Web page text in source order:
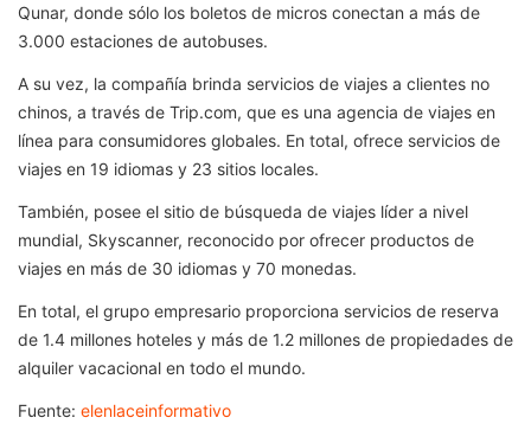
Qunar, donde sólo los boletos de micros conectan a más de
3.000 estaciones de autobuses.
A su vez, la compañía brinda servicios de viajes a clientes no
chinos, a través de Trip.com, que es una agencia de viajes en
línea para consumidores globales. En total, ofrece servicios de
viajes en 19 idiomas y 23 sitios locales.
También, posee el sitio de búsqueda de viajes líder a nivel
mundial, Skyscanner, reconocido por ofrecer productos de
viajes en más de 30 idiomas y 70 monedas.
En total, el grupo empresario proporciona servicios de reserva
de 1.4 millones hoteles y más de 1.2 millones de propiedades de
alquiler vacacional en todo el mundo.
Fuente: elenlaceinformativo